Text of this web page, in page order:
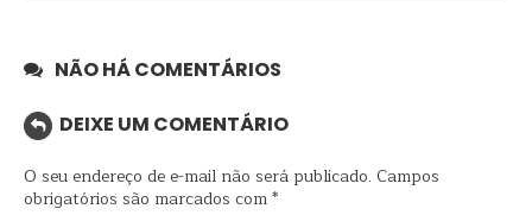
NÃO HÁ COMENTÁRIOS
DEIXE UM COMENTÁRIO
O seu endereço de e-mail não será publicado. Campos
obrigatórios são marcados com*